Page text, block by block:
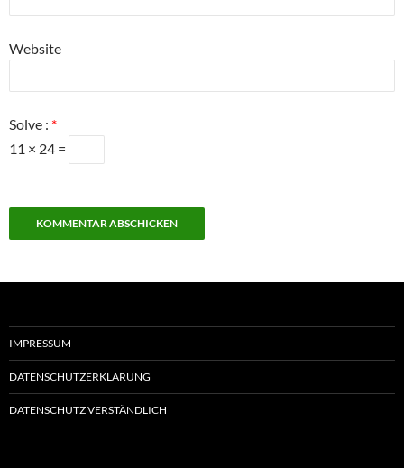
Website
Solve : *
11 × 24 =
IMPRESSUM
DATENSCHUTZERKLÄRUNG
DATENSCHUTZ VERSTÄNDLICH